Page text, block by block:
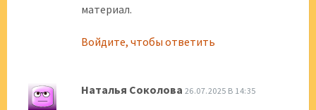
материал.
Войдите, чтобы ответить
Наталья Соколова 26.07.2025 В 14:35